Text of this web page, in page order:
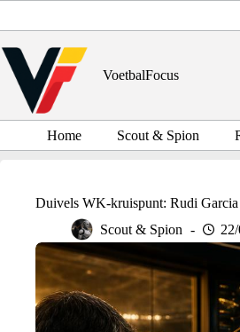
inhoud
VoetbalFocus
Home Scout & Spion
Duivels WK-kruispunt: Rudi Garcia
Scout & Spion